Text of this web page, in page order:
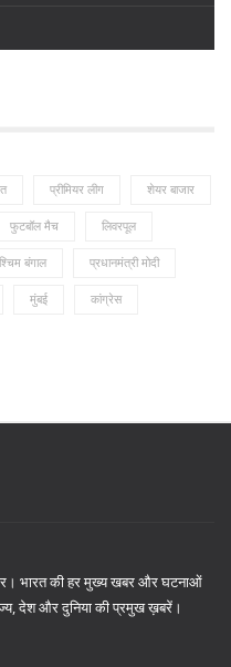
प्रीमियर लीग शेयर बाजार
फुटबॉल मैच लिवरपूल
बंगाल प्रधानमंत्री मोदी
मुंबई कांग्रेस
भारत की हर मुख्य खबर और घटनाओं
देश और दुनिया की प्रमुख ख़बरें।